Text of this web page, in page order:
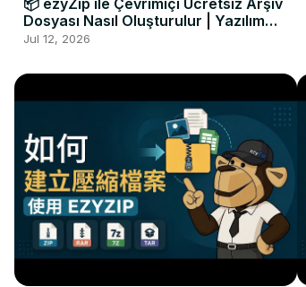
Dosyası Nasıl Oluşturulur | Yazılım
Kurulumu Gerekmez
Jul 12, 2026